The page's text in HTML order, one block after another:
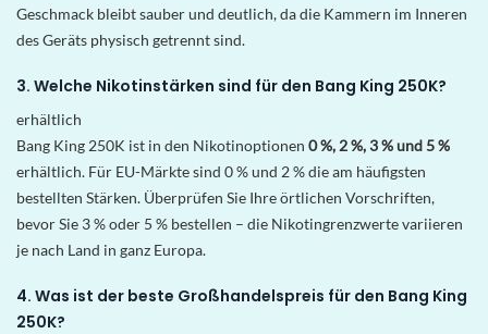
Geschmack bleibt sauber und deutlich, da die Kammern im Inneren
des Geräts physisch getrennt sind.
3. Welche Nikotinstärken sind für den Bang King 250K?
erhältlich
Bang King 250K ist in den Nikotinoptionen 0 %, 2 %, 3 % und 5 %
erhältlich. Für EU-Märkte sind 0 % und 2 % die am häufigsten
bestellten Stärken. Überprüfen Sie Ihre örtlichen Vorschriften,
bevor Sie 3 % oder 5 % bestellen – die Nikotingrenzwerte variieren
je nach Land in ganz Europa.
4. Was ist der beste Großhandelspreis für den Bang King
250K?